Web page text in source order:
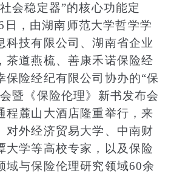
会稳定器”的核心功能定
日，由湖南师范大学哲学学
科技有限公司、湖南省企业
茶道燕梳、善康禾诺保险经
保险经纪有限公司协办的“保
暨《保险伦理》新书发布会
程麓山大酒店隆重举行，来
对外经济贸易大学、中南财
大学等高校专家，以及保险
域与保险伦理研究领域60余